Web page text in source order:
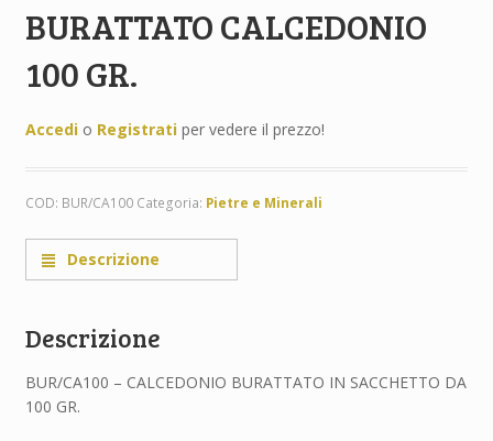
BURATTATO CALCEDONIO
100 GR.
Accedio Registratiper vedere il prezzo!
COD: BUR/CA100 Categoria: Pietre e Minerali
Descrizione
Descrizione
BUR/CA100 – CALCEDONIO BURATTATO IN SACCHETTO DA
100 GR.